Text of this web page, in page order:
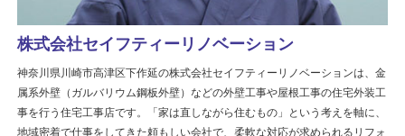
株式会社セイフティーリノベーション
神奈川県川崎市高津区下作延の株式会社セイフティーリノベーションは、金
属系外壁（ガルバリウム鋼板外壁）などの外壁工事や屋根工事の住宅外装工
事を行う住宅工事店です。「家は直しながら住むもの」という考えを軸に、
地域密着で仕事をしてきた頼もしい会社で、柔軟な対応が求められるリフォ